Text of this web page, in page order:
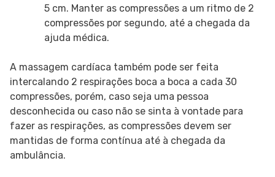
5 cm. Manter as compressões a um ritmo de 2
compressões por segundo, até a chegada da
ajuda médica.
A massagem cardíaca também pode ser feita
intercalando 2 respirações boca a boca a cada 30
compressões, porém, caso seja uma pessoa
desconhecida ou caso não se sinta à vontade para
fazer as respirações, as compressões devem ser
mantidas de forma contínua até à chegada da
ambulância.